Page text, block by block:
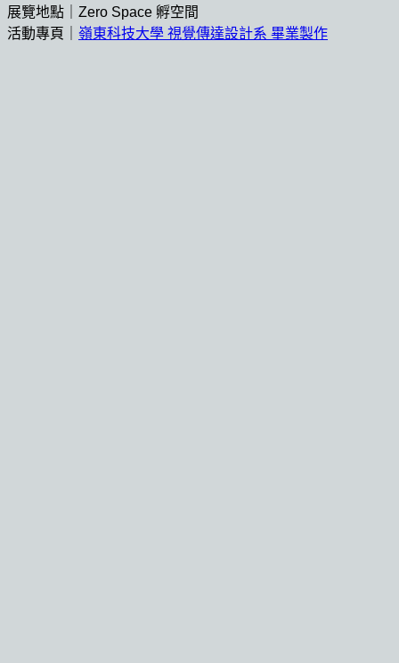
展覽地點｜Zero Space 孵空間
活動專頁｜ 嶺東科技大學 視覺傳達設計系 畢業製作